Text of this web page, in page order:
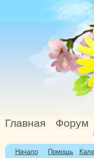
Главная Форум
Начало Помощь